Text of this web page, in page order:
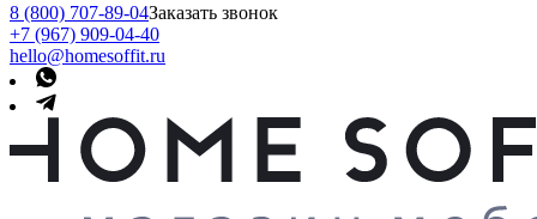
8 (800) 707-89-04Заказать звонок
+7 (967) 909-04-40
hello@homesoffit.ru